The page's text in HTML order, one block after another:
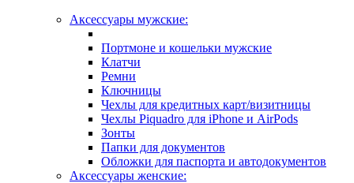
Аксессуары мужские:
Портмоне и кошельки мужские
Клатчи
Ремни
Ключницы
Чехлы для кредитных карт/визитницы
Чехлы Piquadro для iPhone и AirPods
Зонты
Папки для документов
Обложки для паспорта и автодокументов
Аксессуары женские: